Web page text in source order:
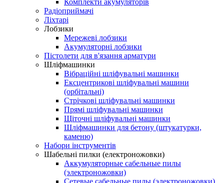
Радіоприймачі
Ліхтарі
Лобзики
Мережеві лобзики
Акумуляторні лобзики
Пістолети для в'язання арматури
Шліфмашинки
Вібраційні шліфувальні машинки
Ексцентрикові шліфувальні машини
(орбітальні)
Стрічкові шліфувальні машинки
Прямі шліфувальні машинки
Щіточні шліфувальні машинки
Шліфмашинки для бетону (штукатурки,
каменю)
Набори інструментів
Шабельні пилки (електроножовки)
Аккумуляторные сабельные пилы
(электроножовки)
Сетевые сабельные пилы (электроножовки)